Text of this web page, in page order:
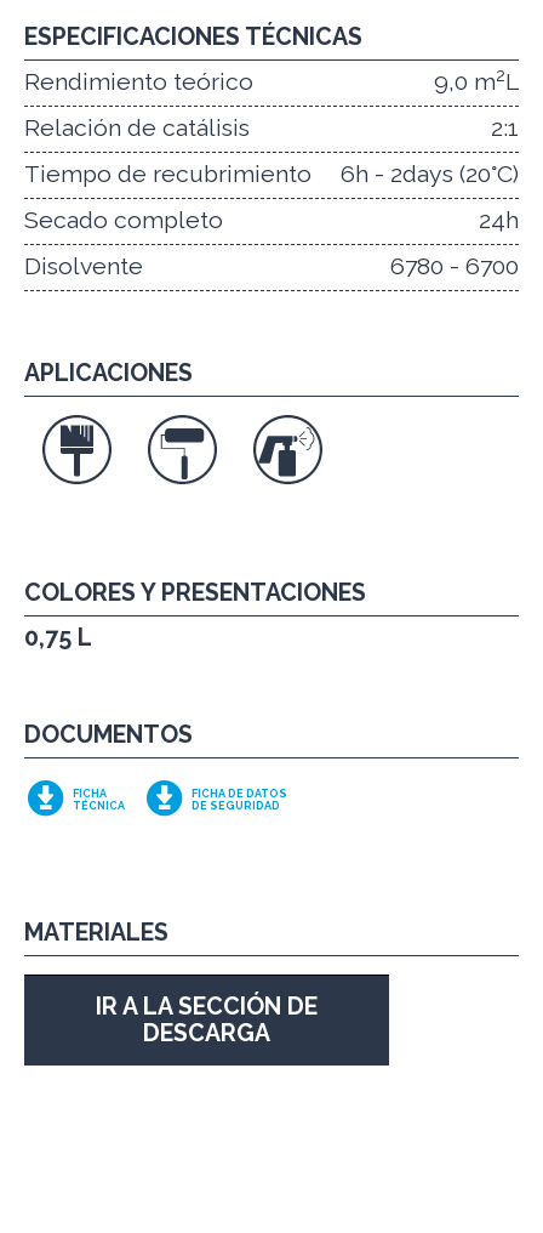
COLORES Y PRESENTACIONES
0,75 L
DOCUMENTOS
FICHA
TÉCNICA
FICHA DE DATOS
DE SEGURIDAD
MATERIALES
IR A LA SECCIÓN DE
DESCARGA
ESPECIFICACIONES TÉCNICAS
Rendimiento teórico
9,0 m2L
Relación de catálisis
2:1
Tiempo de recubrimiento
6h - 2days (20°C)
Secado completo
24h
Disolvente
6780 - 6700
APLICACIONES